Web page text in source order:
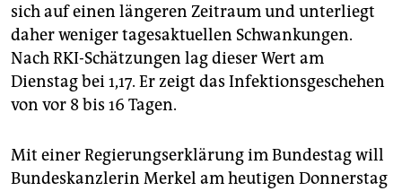
sich auf einen längeren Zeitraum und unterliegt
daher weniger tagesaktuellen Schwankungen.
Nach RKI-Schätzungen lag dieser Wert am
Dienstag bei 1,17. Er zeigt das Infektionsgeschehen
von vor 8 bis 16 Tagen.
Mit einer Regierungserklärung im Bundestag will
Bundeskanzlerin Merkel am heutigen Donnerstag